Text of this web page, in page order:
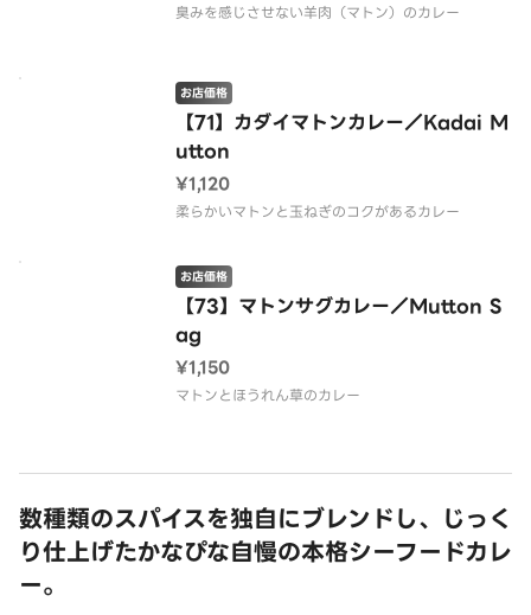
臭みを感じさせない羊肉（マトン）のカレー
【71】カダイマトンカレー／Kadai M
utton
お店価格
¥1,120
柔らかいマトンと玉ねぎのコクがあるカレー
【73】マトンサグカレー／Mutton S
ag
お店価格
¥1,150
マトンとほうれん草のカレー
数種類のスパイスを独自にブレンドし、じっく
り仕上げたかなぴな自慢の本格シーフードカレ
ー。